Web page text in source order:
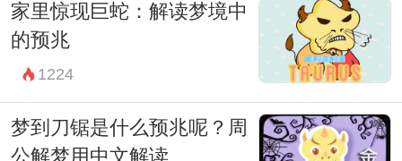
家里惊现巨蛇：解读梦境中
的预兆
1224
梦到刀锯是什么预兆呢？周
公解梦用中文解读